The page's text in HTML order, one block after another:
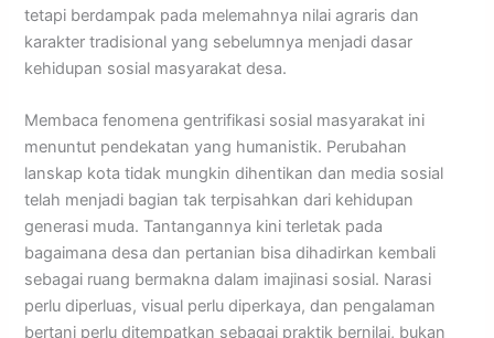
tetapi berdampak pada melemahnya nilai agraris dan
karakter tradisional yang sebelumnya menjadi dasar
kehidupan sosial masyarakat desa.
Membaca fenomena gentrifikasi sosial masyarakat ini
menuntut pendekatan yang humanistik. Perubahan
lanskap kota tidak mungkin dihentikan dan media sosial
telah menjadi bagian tak terpisahkan dari kehidupan
generasi muda. Tantangannya kini terletak pada
bagaimana desa dan pertanian bisa dihadirkan kembali
sebagai ruang bermakna dalam imajinasi sosial. Narasi
perlu diperluas, visual perlu diperkaya, dan pengalaman
bertani perlu ditempatkan sebagai praktik bernilai, bukan